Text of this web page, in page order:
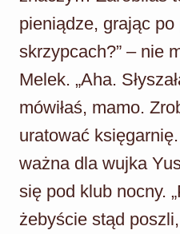
pieniądze, grając po
skrzypcach?” – nie
Melek. „Aha.
mówiłaś, mamo.
uratować
ważna dla wujka
się pod klub nocny.
żebyście stąd